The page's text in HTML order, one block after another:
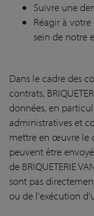
Suivre une
Réagir à
sein de notre
Dans le cadre des
contrats,
données, en
administratives et
mettre en œuvre le
peuvent être
de BRIQUETERIE
sont pas
ou de l'exécution